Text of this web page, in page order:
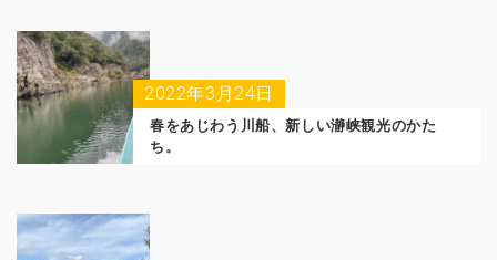
2022年3月24日
春をあじわう川船、新しい瀞峡観光のかた
ち。